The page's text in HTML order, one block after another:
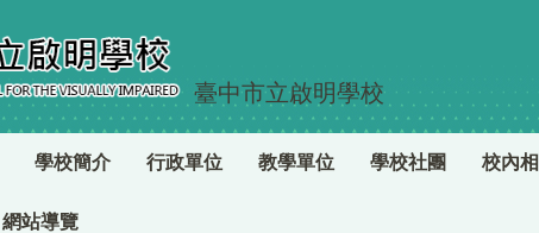
臺中市立啟明學校
學校簡介 行政單位 教學單位 學校社團 校內
網站導覽